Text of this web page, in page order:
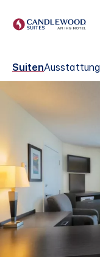
SuitenAusstattung